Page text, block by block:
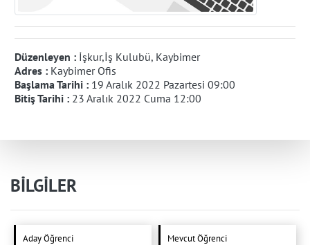
Düzenleyen : İşkur,İş Kulubü, Kaybimer
Adres : Kaybimer Ofis
Başlama Tarihi : 19 Aralık 2022 Pazartesi 09:00
Bitiş Tarihi : 23 Aralık 2022 Cuma 12:00
BİLGİLER
Aday Öğrenci Mevcut Öğrenci